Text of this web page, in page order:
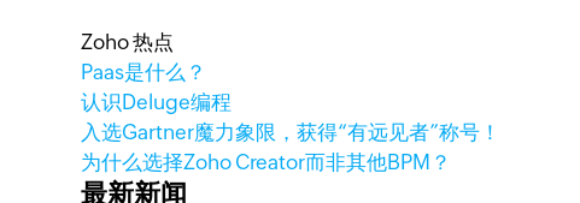
Zoho 热点
Paas是什么？
认识Deluge编程
入选Gartner魔力象限，获得“有远见者”称号！
为什么选择Zoho Creator而非其他BPM？
最新新闻